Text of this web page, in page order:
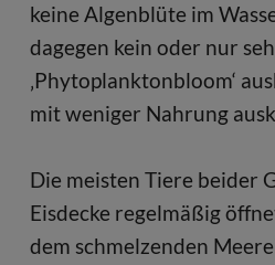
keine Algenblüte im
dagegen kein oder nur
‚Phytoplanktonbloom‘
mit weniger Nahrung
Die meisten Tiere beider
Eisdecke regelmäßig
dem schmelzenden